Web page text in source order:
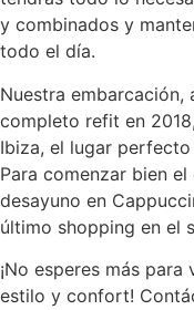
y combinados y
todo el día.
Nuestra embarcación,
completo refit en
Ibiza, el lugar
Para comenzar bien
desayuno en
último shopping en el
¡No esperes más
estilo y confort!